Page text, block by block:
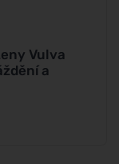
Vulva
a